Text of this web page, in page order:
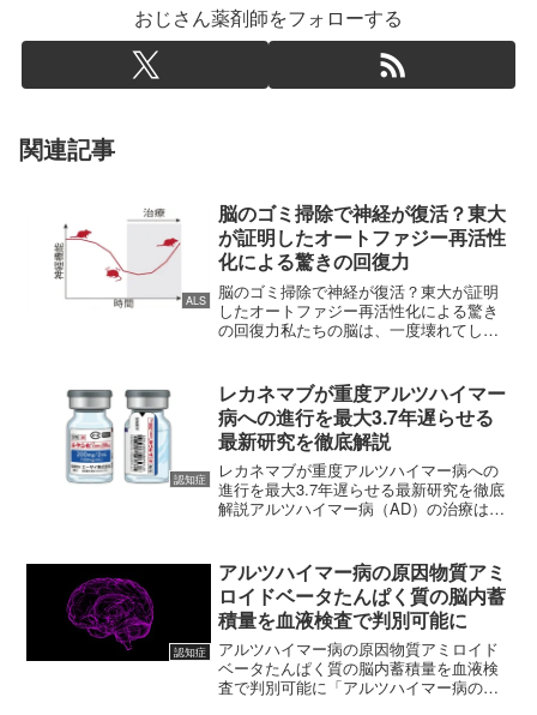
おじさん薬剤師をフォローする
関連記事
ALS
脳のゴミ掃除で神経が復活？東大
が証明したオートファジー再活性
化による驚きの回復力
脳のゴミ掃除で神経が復活？東大が証明
したオートファジー再活性化による驚き
の回復力私たちの脳は、一度壊れてしま
れようとしています。2026年、東京大学
大学院医学系研究科の...
認知症
レカネマブが重度アルツハイマー
病への進行を最大3.7年遅らせる
最新研究を徹底解説
レカネマブが重度アルツハイマー病への
進行を最大3.7年遅らせる最新研究を徹底
解説アルツハイマー病（AD）の治療は、
ない」とされていたこの病気に対し、進
行そのものを緩やか...
認知症
アルツハイマー病の原因物質アミ
ロイドベータたんぱく質の脳内蓄
積量を血液検査で判別可能に
アルツハイマー病の原因物質アミロイド
ベータたんぱく質の脳内蓄積量を血液検
査で判別可能に「アルツハイマー病の原